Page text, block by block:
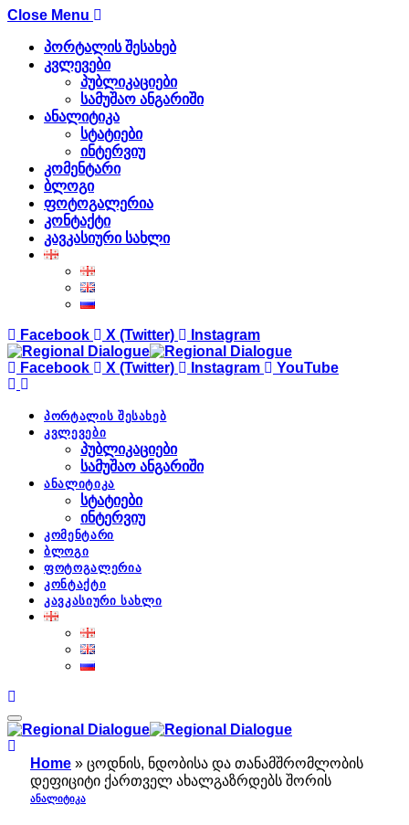
Close Menu
პორტალის შესახებ
კვლევები
პუბლიკაციები
სამუშაო ანგარიში
ანალიტიკა
სტატიები
ინტერვიუ
კომენტარი
ბლოგი
ფოტოგალერია
კონტაქტი
კავკასიური სახლი
Facebook X (Twitter) Instagram
Facebook X (Twitter) Instagram YouTube
პორტალის შესახებ
კვლევები
პუბლიკაციები
სამუშაო ანგარიში
ანალიტიკა
სტატიები
ინტერვიუ
კომენტარი
ბლოგი
ფოტოგალერია
კონტაქტი
კავკასიური სახლი
Home » ცოდნის, ნდობისა და თანამშრომლობის
დეფიციტი ქართველ ახალგაზრდებს შორის
ᲐᲜᲐᲚᲘᲢᲘᲙᲐ